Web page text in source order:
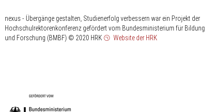
nexus - Übergänge gestalten, Studienerfolg verbessern war ein Projekt der
Hochschulrektorenkonferenz gefördert vom Bundesministerium für Bildung
und Forschung (BMBF) © 2020 HRK Website der HRK